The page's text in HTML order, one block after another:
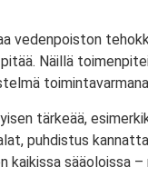
vedenpoiston
pitää. Näillä
tärkeää,
puhdistus
kaikissa sääoloissa